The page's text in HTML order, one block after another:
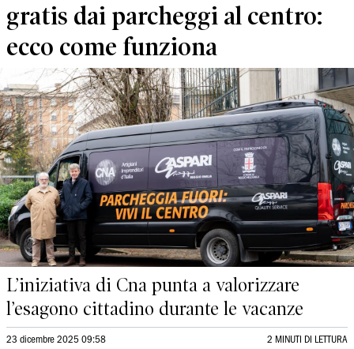
gratis dai parcheggi al centro:
ecco come funziona
L’iniziativa di Cna punta a valorizzare
l’esagono cittadino durante le vacanze
23 dicembre 2025 09:58 2 MINUTI DI LETTURA